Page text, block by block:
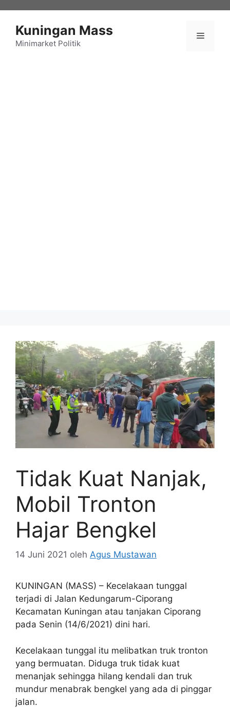
Kuningan Mass
Minimarket Politik
Menu
Tidak Kuat Nanjak,
Mobil Tronton
Hajar Bengkel
14 Juni 2021 oleh Agus Mustawan
KUNINGAN (MASS) – Kecelakaan tunggal
terjadi di Jalan Kedungarum-Ciporang
Kecamatan Kuningan atau tanjakan Ciporang
pada Senin (14/6/2021) dini hari.
Kecelakaan tunggal itu melibatkan truk tronton
yang bermuatan. Diduga truk tidak kuat
menanjak sehingga hilang kendali dan truk
mundur menabrak bengkel yang ada di pinggar
jalan.